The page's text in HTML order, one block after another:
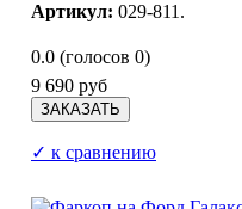
Артикул: 029-811.
0.0 (голосов 0)
9 690 руб
✓ к сравнению